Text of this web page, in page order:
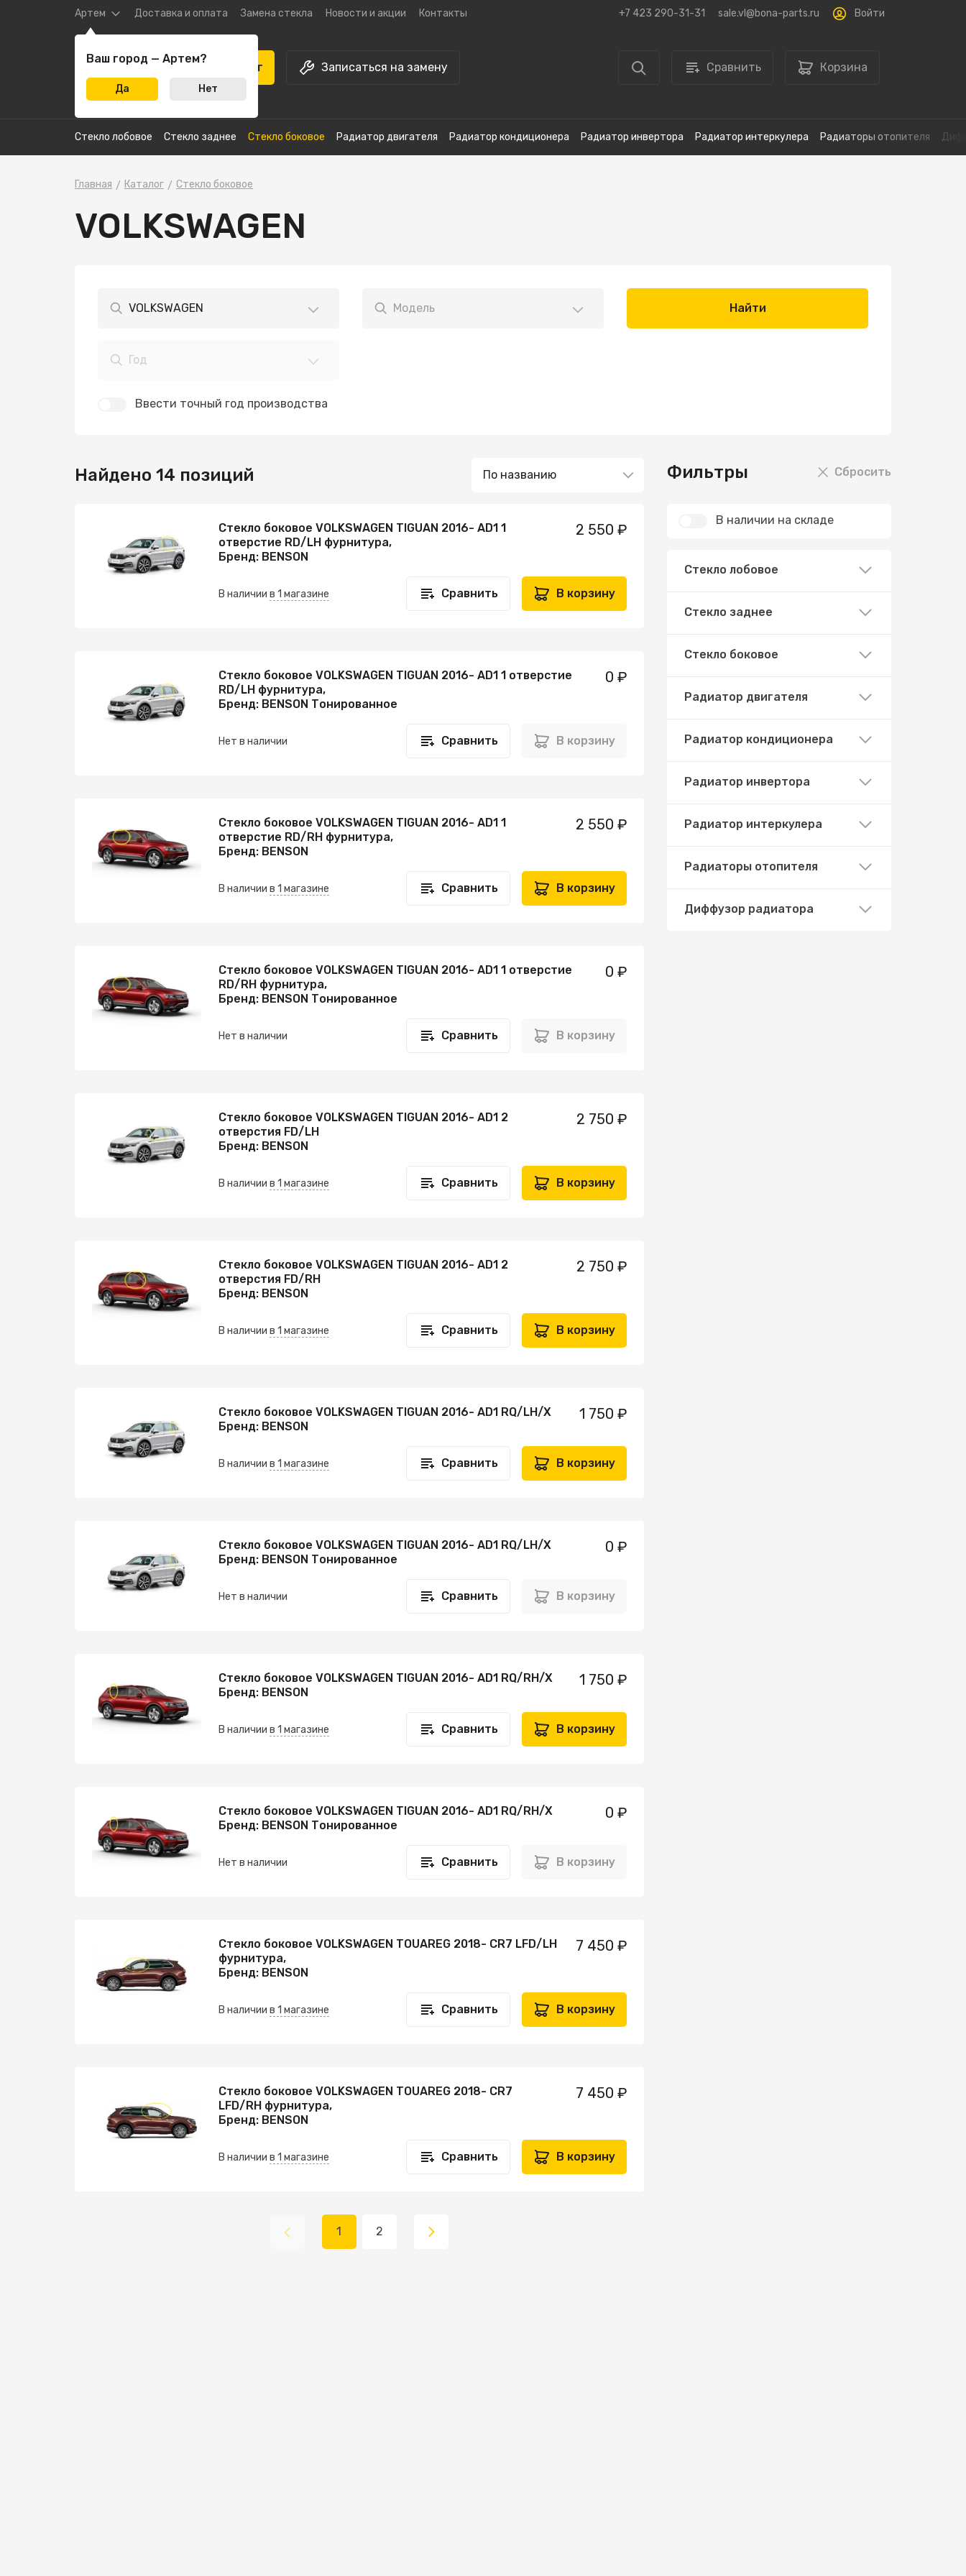
Артем Доставка и оплата Замена стекла Новости и акции Контакты +7 423 290-31-31 sale.vl@bona-parts.ru Войти
Каталог Записаться на замену Сравнить Корзина
Ваш город — Артем?
Да Нет
Стекло лобовое Стекло заднее Стекло боковое Радиатор двигателя Радиатор кондиционера Радиатор инвертора Радиатор интеркулера Радиаторы отопителя
Главная Каталог Стекло боковое
VOLKSWAGEN
VOLKSWAGEN Модель
Год
Найти
Ввести точный год производства
Найдено 14 позиций
Стекло боковое VOLKSWAGEN TIGUAN 2016- AD1 1
отверстие RD/LH фурнитура,
Бренд: BENSON
2 550 ₽
В наличии в 1 магазине Сравнить В корзину
Стекло боковое VOLKSWAGEN TIGUAN 2016- AD1 1 отверстие
RD/LH фурнитура,
Бренд: BENSON Тонированное
0 ₽
Нет в наличии Сравнить В корзину
Стекло боковое VOLKSWAGEN TIGUAN 2016- AD1 1
отверстие RD/RH фурнитура,
Бренд: BENSON
2 550 ₽
В наличии в 1 магазине Сравнить В корзину
Стекло боковое VOLKSWAGEN TIGUAN 2016- AD1 1 отверстие
RD/RH фурнитура,
Бренд: BENSON Тонированное
0 ₽
Нет в наличии Сравнить В корзину
Стекло боковое VOLKSWAGEN TIGUAN 2016- AD1 2
отверстия FD/LH
Бренд: BENSON
2 750 ₽
В наличии в 1 магазине Сравнить В корзину
Стекло боковое VOLKSWAGEN TIGUAN 2016- AD1 2
отверстия FD/RH
Бренд: BENSON
2 750 ₽
В наличии в 1 магазине Сравнить В корзину
Стекло боковое VOLKSWAGEN TIGUAN 2016- AD1 RQ/LH/X
Бренд: BENSON
1 750 ₽
В наличии в 1 магазине Сравнить В корзину
Стекло боковое VOLKSWAGEN TIGUAN 2016- AD1 RQ/LH/X
Бренд: BENSON Тонированное
0 ₽
Нет в наличии Сравнить В корзину
Стекло боковое VOLKSWAGEN TIGUAN 2016- AD1 RQ/RH/X
Бренд: BENSON
1 750 ₽
В наличии в 1 магазине Сравнить В корзину
Стекло боковое VOLKSWAGEN TIGUAN 2016- AD1 RQ/RH/X
Бренд: BENSON Тонированное
0 ₽
Нет в наличии Сравнить В корзину
Стекло боковое VOLKSWAGEN TOUAREG 2018- CR7 LFD/LH
фурнитура,
Бренд: BENSON
7 450 ₽
В наличии в 1 магазине Сравнить В корзину
Стекло боковое VOLKSWAGEN TOUAREG 2018- CR7
LFD/RH фурнитура,
Бренд: BENSON
7 450 ₽
В наличии в 1 магазине Сравнить В корзину
Фильтры Сбросить
В наличии на складе
Стекло лобовое
Стекло заднее
Стекло боковое
Радиатор двигателя
Радиатор кондиционера
Радиатор инвертора
Радиатор интеркулера
Радиаторы отопителя
Диффузор радиатора
1 2